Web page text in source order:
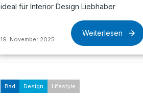
ideal für Interior Design Liebhaber
19. November 2025
Weiterlesen
Bad Design Lifestyle